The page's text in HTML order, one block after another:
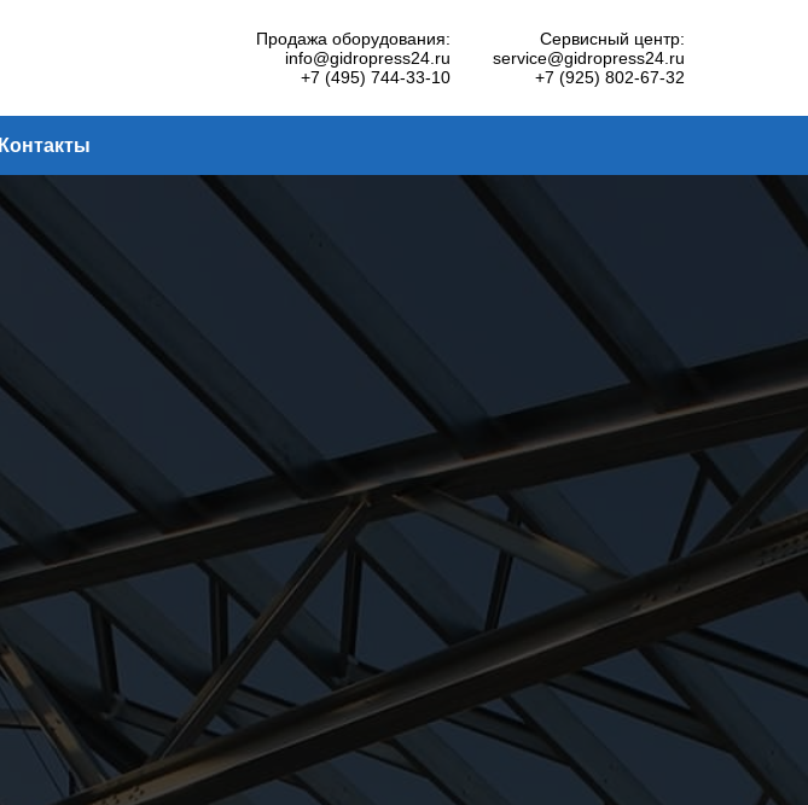
Продажа оборудования:
info@gidropress24.ru
+7 (495) 744-33-10
Сервисный центр:
service@gidropress24.ru
+7 (925) 802-67-32
Контакты